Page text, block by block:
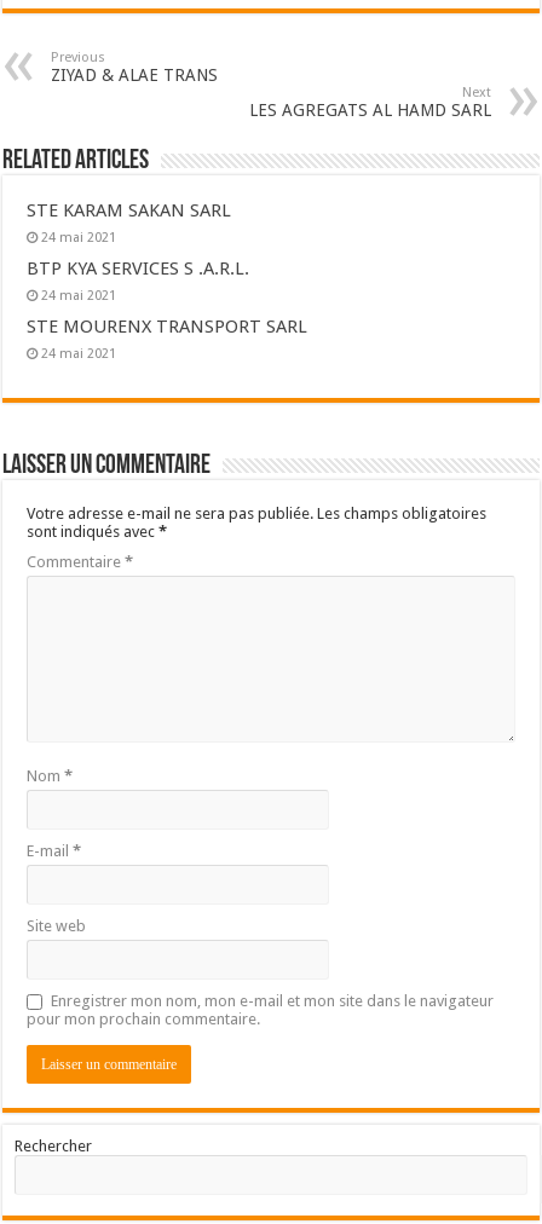
Previous
ZIYAD & ALAE TRANS
Next
LES AGREGATS AL HAMD SARL
Related Articles
STE KARAM SAKAN SARL
24 mai 2021
BTP KYA SERVICES S .A.R.L.
24 mai 2021
STE MOURENX TRANSPORT SARL
24 mai 2021
Laisser un commentaire
Votre adresse e-mail ne sera pas publiée. Les champs obligatoires
sont indiqués avec*
Commentaire*
Nom*
E-mail*
Site web
Enregistrer mon nom, mon e-mail et mon site dans le navigateur
pour mon prochain commentaire.
Rechercher